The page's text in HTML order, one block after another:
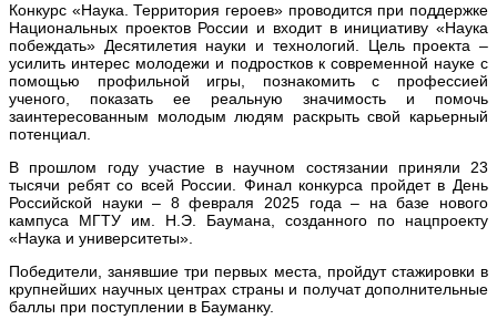
Конкурс «Наука. Территория героев» проводится при поддержке
Национальных проектов России и входит в инициативу «Наука
побеждать» Десятилетия науки и технологий. Цель проекта –
усилить интерес молодежи и подростков к современной науке с
помощью профильной игры, познакомить с профессией
ученого, показать ее реальную значимость и помочь
заинтересованным молодым людям раскрыть свой карьерный
потенциал.
В прошлом году участие в научном состязании приняли 23
тысячи ребят со всей России. Финал конкурса пройдет в День
Российской науки – 8 февраля 2025 года – на базе нового
кампуса МГТУ им. Н.Э. Баумана, созданного по нацпроекту
«Наука и университеты».
Победители, занявшие три первых места, пройдут стажировки в
крупнейших научных центрах страны и получат дополнительные
баллы при поступлении в Бауманку.